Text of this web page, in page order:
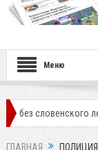
Меню
легионера
ГЛАВНАЯ ПОЛИЦИЯ